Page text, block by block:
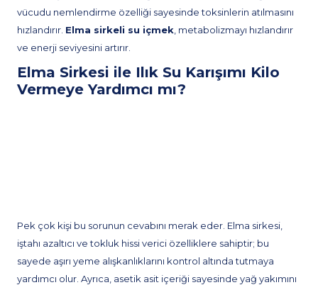
vücudu nemlendirme özelliği sayesinde toksinlerin atılmasını
hızlandırır. Elma sirkeli su içmek , metabolizmayı hızlandırır
ve enerji seviyesini artırır.
Elma Sirkesi ile Ilık Su Karışımı Kilo
Vermeye Yardımcı mı?
Pek çok kişi bu sorunun cevabını merak eder. Elma sirkesi,
iştahı azaltıcı ve tokluk hissi verici özelliklere sahiptir; bu
sayede aşırı yeme alışkanlıklarını kontrol altında tutmaya
yardımcı olur. Ayrıca, asetik asit içeriği sayesinde yağ yakımını